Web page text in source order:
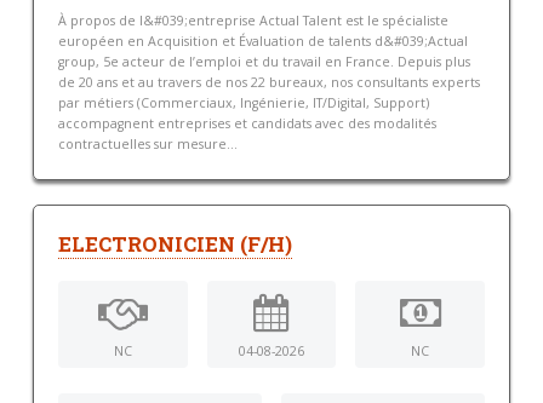
À propos de l&#039;entreprise Actual Talent est le spécialiste
européen en Acquisition et Évaluation de talents d&#039;Actual
group, 5e acteur de l’emploi et du travail en France. Depuis plus
de 20 ans et au travers de nos 22 bureaux, nos consultants experts
par métiers (Commerciaux, Ingénierie, IT/Digital, Support)
accompagnent entreprises et candidats avec des modalités
contractuelles sur mesure...
ELECTRONICIEN (F/H)
NC 04-08-2026 NC